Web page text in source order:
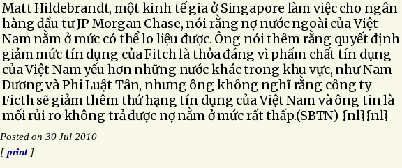
Matt Hildebrandt, một kinh tế gia ở Singapore làm việc cho ngân
hàng đầu tư JP Morgan Chase, nói rằng nợ nước ngoài của Việt
Nam nằm ở mức có thể lo liệu được. Ông nói thêm rằng quyết định
giảm mức tín dụng của Fitch là thỏa đáng vì phẩm chất tín dụng
của Việt Nam yếu hơn những nước khác trong khu vực, như Nam
Dương và Phi Luật Tân, nhưng ông không nghĩ rằng công ty
Ficth sẽ giảm thêm thứ hạng tín dụng của Việt Nam và ông tin là
mối rủi ro không trả được nợ nằm ở mức rất thấp.(SBTN) {nl}{nl}
Posted on 30 Jul 2010
[print]